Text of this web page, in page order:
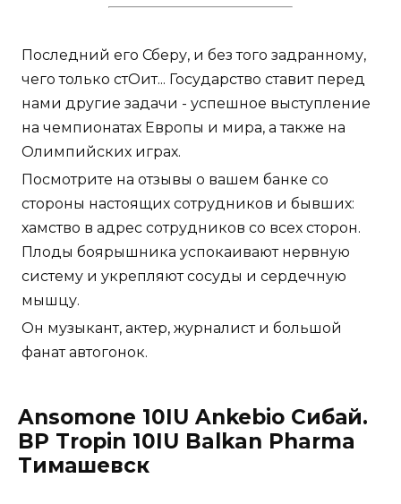
Последний его Сберу, и без того задранному,
чего только стОит... Государство ставит перед
нами другие задачи - успешное выступление
на чемпионатах Европы и мира, а также на
Олимпийских играх.
Посмотрите на отзывы о вашем банке со
стороны настоящих сотрудников и бывших:
хамство в адрес сотрудников со всех сторон.
Плоды боярышника успокаивают нервную
систему и укрепляют сосуды и сердечную
мышцу.
Он музыкант, актер, журналист и большой
фанат автогонок.
Ansomone 10IU Ankebio Сибай.
BP Tropin 10IU Balkan Pharma
Тимашевск